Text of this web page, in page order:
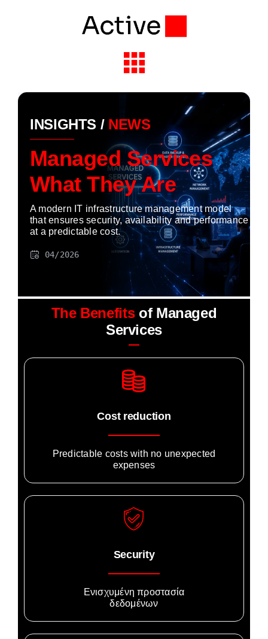
Toggle
Navigation
Industries
Partners
About Active
Insights
Careers
INSIGHTS / NEWS
Managed Services
What They Are
A modern IT infrastructure management model
that ensures security, availability and performance
at a predictable cost.
04/2026
The Benefits of Managed
Services
Cost reduction
Predictable costs with no unexpected
expenses
Security
Ενισχυμένη προστασία
δεδομένων